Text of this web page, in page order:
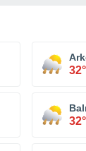
32°
32°